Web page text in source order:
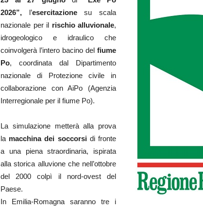
2026”, l’esercitazionesu scala
nazionale per il rischio alluvionale,
idrogeologico e idraulico che
coinvolgerà l’intero bacino del fiume
Po, coordinata dal Dipartimento
nazionale di Protezione civile in
collaborazione con AiPo (Agenzia
Interregionale per il fiume Po).
La simulazione metterà alla prova
la macchina dei soccorsidi fronte
a una piena straordinaria, ispirata
alla storica alluvione che nell’ottobre
del 2000 colpì il nord-ovest del
Paese.
In Emilia-Romagna saranno tre i